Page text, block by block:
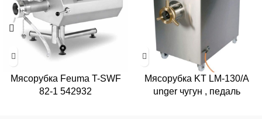
Мясорубка Feuma T-SWF
82-1 542932
Мясорубка KT LM-130/A
unger чугун , педаль